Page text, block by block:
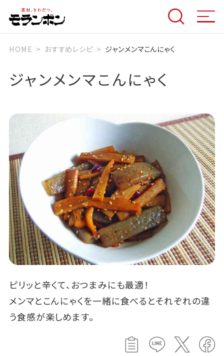
HOME おすすめレシピ ジャンメンマこんにゃく
ジャンメンマこんにゃく
ピリッと辛くて、おつまみにも最適！
メンマとこんにゃくを一緒に食べるとそれぞれの違
う食感が楽しめます。